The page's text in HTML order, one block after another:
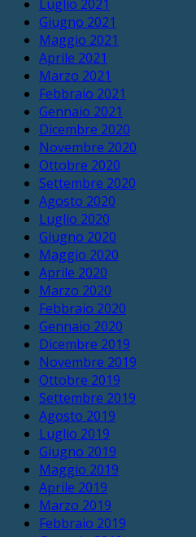
Luglio 2021
Giugno 2021
Maggio 2021
Aprile 2021
Marzo 2021
Febbraio 2021
Gennaio 2021
Dicembre 2020
Novembre 2020
Ottobre 2020
Settembre 2020
Agosto 2020
Luglio 2020
Giugno 2020
Maggio 2020
Aprile 2020
Marzo 2020
Febbraio 2020
Gennaio 2020
Dicembre 2019
Novembre 2019
Ottobre 2019
Settembre 2019
Agosto 2019
Luglio 2019
Giugno 2019
Maggio 2019
Aprile 2019
Marzo 2019
Febbraio 2019